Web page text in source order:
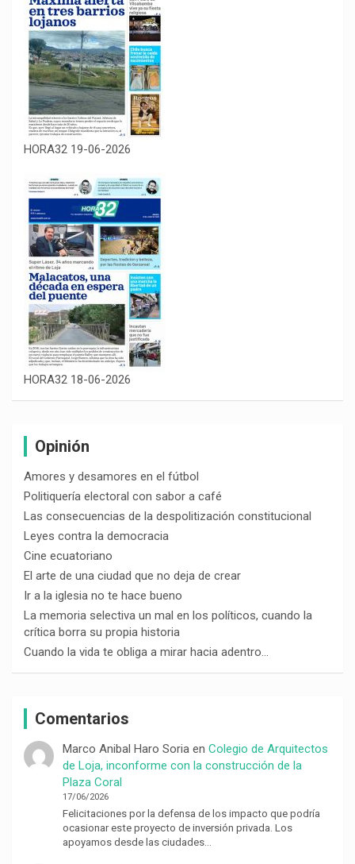
HORA32 19-06-2026
HORA32 18-06-2026
Opinión
Amores y desamores en el fútbol
Politiquería electoral con sabor a café
Las consecuencias de la despolitización constitucional
Leyes contra la democracia
Cine ecuatoriano
El arte de una ciudad que no deja de crear
Ir a la iglesia no te hace bueno
La memoria selectiva un mal en los políticos, cuando la
crítica borra su propia historia
Cuando la vida te obliga a mirar hacia adentro…
Comentarios
Marco Anibal Haro Soriaen Colegio de Arquitectos
de Loja, inconforme con la construcción de la
Plaza Coral
17/06/2026
Felicitaciones por la defensa de los impacto que podría
ocasionar este proyecto de inversión privada. Los
apoyamos desde las ciudades…